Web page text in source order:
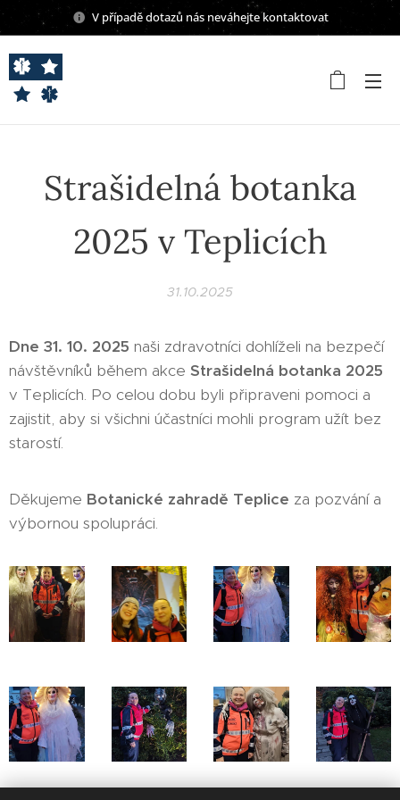
V případě dotazů nás neváhejte kontaktovat
Strašidelná botanka
2025 v Teplicích
31.10.2025
Dne 31. 10. 2025 naši zdravotníci dohlíželi na bezpečí
návštěvníků během akce Strašidelná botanka 2025
v Teplicích. Po celou dobu byli připraveni pomoci a
zajistit, aby si všichni účastníci mohli program užít bez
starostí.
Děkujeme Botanické zahradě Teplice za pozvání a
výbornou spolupráci.